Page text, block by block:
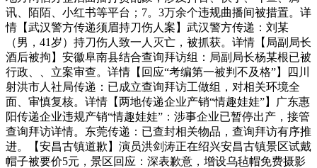
讯、陌陌、小红书等平台；7。3万余个违规曲播间被措置。详
情【武汉警方传递须眉持刀伤人案】武汉警方传递：刘某
（男，41岁）持刀伤人致一人灭亡，被抓获。详情【局副局长
酒后被拘】安徽阜南县结合查询拜访组：局副局长杨某根已被
行政、、立案审查。详情【回应“考编第一被判不及格”】四川
射洪市人社局传递：已成立查询拜访工做组，对相关环境全
面、审慎复核。详情【两地传递企业产销“情趣娃娃”】广东惠
阳传递企业违规产销“情趣娃娃”：涉事企业已暂停出产，接管
查询拜访详情。东莞传递：已查封相关物品，查询拜访有序推
进。【安昌古镇道歉】演员洪剑涛正在绍兴安昌古镇景区试戴
帽子被要价5元，景区回应：深表歉意，增设乌毡帽免费摄影